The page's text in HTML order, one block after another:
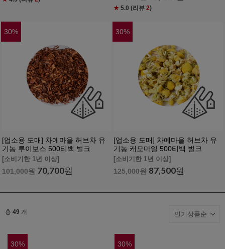
★ 5.0 (리뷰 2)
30%
[업소용 도매] 차예마을 허브차 유
기농 루이보스 500티백 벌크
[소비기한 1년 이상]
101,000원 70,700원
30%
[업소용 도매] 차예마을 허브차 유
기농 캐모마일 500티백 벌크
[소비기한 1년 이상]
125,000원 87,500원
총 49 개
30% 30%